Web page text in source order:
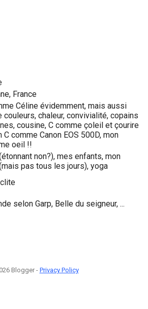
France
Céline évidemment, mais aussi
couleurs, chaleur, convivialité, copains
cousine, C comme çoleil et çourire
C comme Canon EOS 500D, mon
oeil !!
non?), mes enfants, mon
pas tous les jours), yoga
selon Garp, Belle du seigneur, ...
Blogger - Privacy Policy